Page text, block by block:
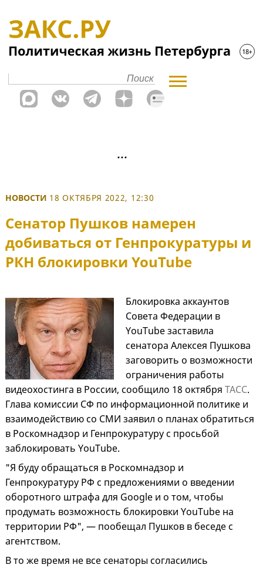
НОВОСТИ 18 ОКТЯБРЯ 2022, 12:30
Сенатор Пушков намерен
добиваться от Генпрокуратуры и
РКН блокировки YouTube
Блокировка аккаунтов
Совета Федерации в
YouTube заставила
сенатора Алексея Пушкова
заговорить о возможности
ограничения работы
видеохостинга в России, сообщило 18 октября ТАСС.
Глава комиссии СФ по информационной политике и
взаимодействию со СМИ заявил о планах обратиться
в Роскомнадзор и Генпрокуратуру с просьбой
заблокировать YouTube.
"Я буду обращаться в Роскомнадзор и
Генпрокуратуру РФ с предложениями о введении
оборотного штрафа для Google и о том, чтобы
продумать возможность блокировки YouTube на
территории РФ", — пообещал Пушков в беседе с
агентством.
В то же время не все сенаторы согласились